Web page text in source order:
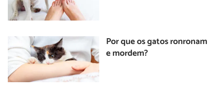
Por que os gatos ronronam
e mordem?